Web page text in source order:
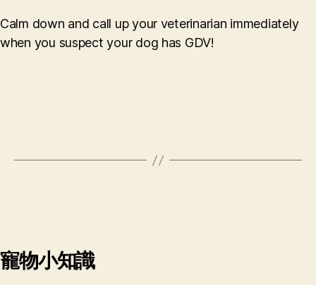
Calm down and call up your veterinarian immediately
when you suspect your dog has GDV!
寵物小知識